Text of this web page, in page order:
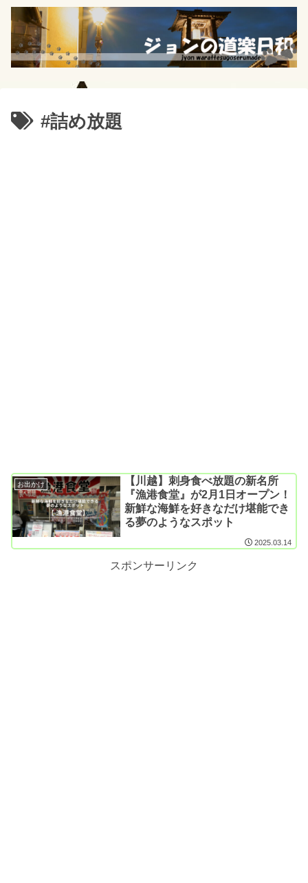
#詰め放題
お出かけ
【川越】刺身食べ放題の新名所
『漁港食堂』が2月1日オープン！
新鮮な海鮮を好きなだけ堪能でき
る夢のようなスポット
2025.03.14
スポンサーリンク